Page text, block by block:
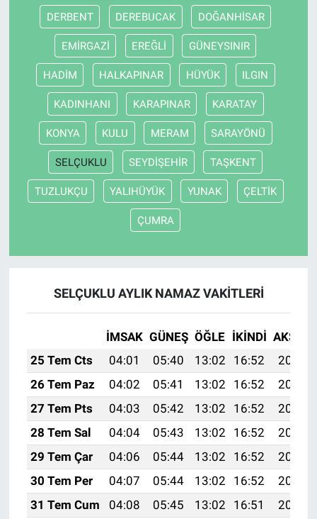
DERBENT DEREBUCAK DOĞANHİSAR
EMİRGAZİ EREĞLİ GÜNEYSINIR
HADİM HALKAPINAR HÜYÜK ILGIN
KADINHANI KARAPINAR KARATAY
KONYA KULU MERAM SARAYÖNÜ
SELÇUKLU SEYDİŞEHİR TAŞKENT
TUZLUKÇU YALIHÜYÜK YUNAK ÇELTİK
ÇUMRA
SELÇUKLU AYLIK NAMAZ VAKITLERI
İMSAK GÜNEŞ ÖĞLE İKINDI AKŞAM
25 Tem Cts
04:01 05:40 13:02 16:52
20:13
26 Tem Paz
04:02 05:41 13:02 16:52
20:12
27 Tem Pts
04:03 05:42 13:02 16:52
20:11
28 Tem Sal
04:04 05:43 13:02 16:52
20:11
29 Tem Çar
04:06 05:44 13:02 16:52
20:10
30 Tem Per
04:07 05:44 13:02 16:52
20:09
31 Tem Cum
04:08 05:45 13:02 16:51
20:08